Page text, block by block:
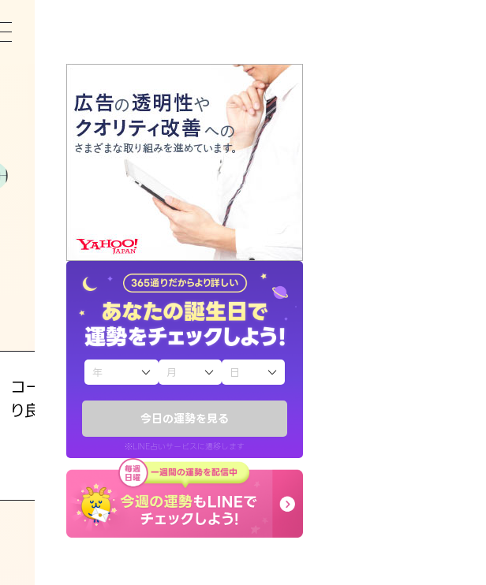
今日の運勢を見る
※LINE占いサービスに遷移します
トップ
ユーザーの声
占いの流れ
おすすめの占い師
よくある質問
えもじの子（占）12星座占い
お知らせ
コーチのように占い結果を通してよ
り良くなる指針を提示してくれます。
30代 男性